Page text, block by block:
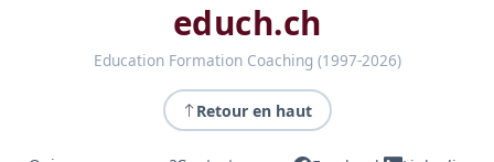
educh.ch
Education Formation Coaching (1997-2026)
Retour en haut